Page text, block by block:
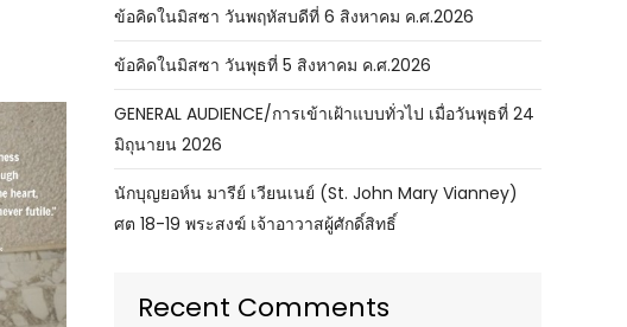
ข้อคิดในมิสซา วันพฤหัสบดีที่ 6 สิงหาคม ค.ศ.2026
ข้อคิดในมิสซา วันพุธที่ 5 สิงหาคม ค.ศ.2026
GENERAL AUDIENCE/การเข้าเฝ้าแบบทั่วไป เมื่อวันพุธที่ 24
มิถุนายน 2026
นักบุญยอห์น มารีย์ เวียนเนย์ (St. John Mary Vianney)
ศต 18-19 พระสงฆ์ เจ้าอาวาสผู้ศักดิ์สิทธิ์
Recent Comments